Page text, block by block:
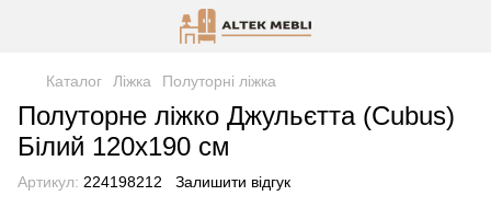
Каталог Ліжка Полуторні ліжка
Полуторне ліжко Джульєтта (Cubus)
Білий 120х190 см
Артикул: 224198212 Залишити відгук